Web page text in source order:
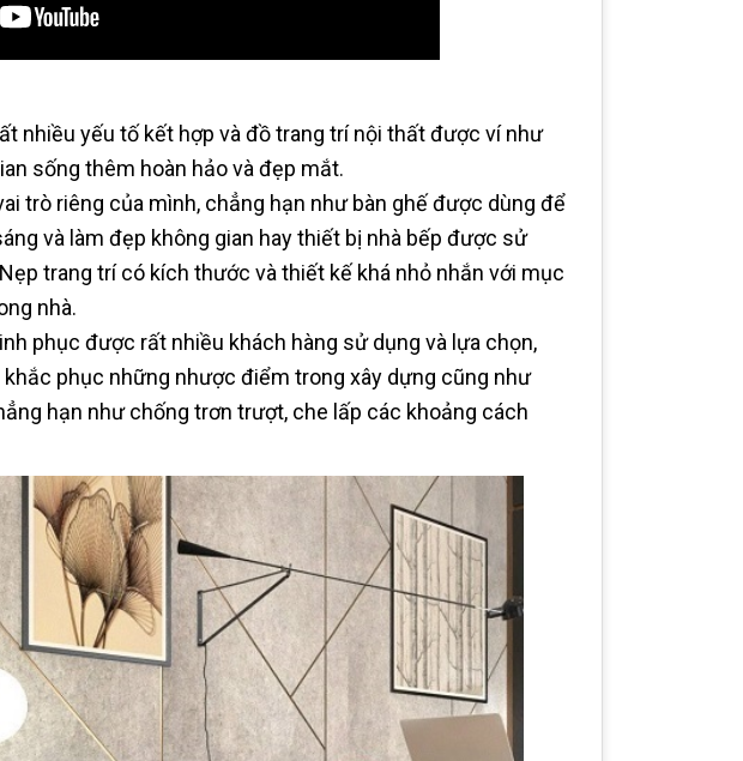
nhiều yếu tố kết hợp và đồ trang trí nội thất được ví như
sống thêm hoàn hảo và đẹp mắt.
trò riêng của mình, chẳng hạn như bàn ghế được dùng để
và làm đẹp không gian hay thiết bị nhà bếp được sử
trang trí có kích thước và thiết kế khá nhỏ nhắn với mục
nhà.
phục được rất nhiều khách hàng sử dụng và lựa chọn,
phục những nhược điểm trong xây dựng cũng như
hạn như chống trơn trượt, che lấp các khoảng cách